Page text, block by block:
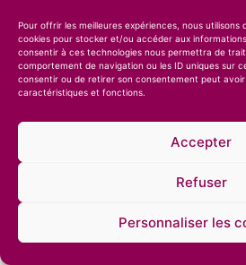
Pour offrir les meilleures expériences, nous utilisons
cookies pour stocker et/ou accéder aux
consentir à ces technologies nous permettra de
comportement de navigation ou les ID uniques sur
consentir ou de retirer son consentement peut
caractéristiques et fonctions.
Accepter
Refuser
Personnaliser les
© 2026 – Compagnie des Desserts – Spécialiste